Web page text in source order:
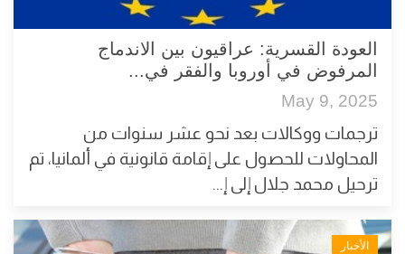
العودة القسرية: عراقيون بين الاندماج
المرفوض في أوروبا والفقر في...
May 9, 2025
ترجمات ووكالات بعد نحو عشر سنوات من
المحاولات للحصول على إقامة قانونية في ألمانيا، تم
ترحيل محمد جلال إلى إ...
الأخبار